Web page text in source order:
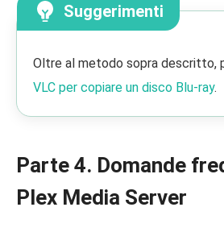
Suggerimenti
Oltre al metodo sopra descritto,
VLC per copiare un disco Blu-ray.
Parte 4. Domande
Plex Media Server